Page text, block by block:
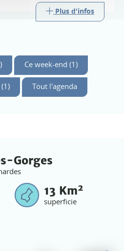
Plus d'infos
Ce week-end (1)
Tout l'agenda
Gorges
13 Km2
superficie